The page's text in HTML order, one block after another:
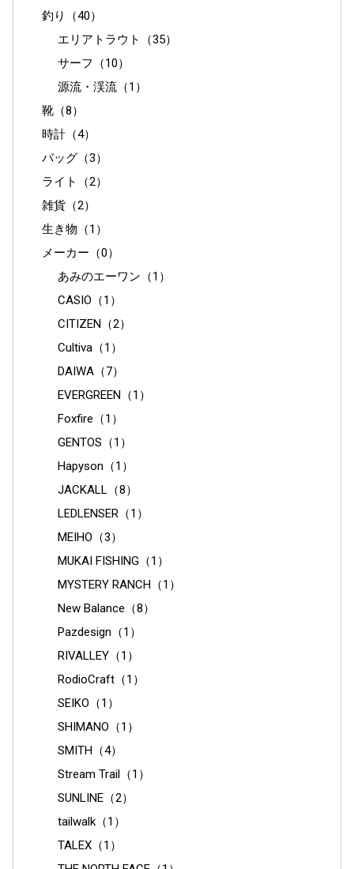
釣り（40）
エリアトラウト（35）
サーフ（10）
源流・渓流（1）
靴（8）
時計（4）
バッグ（3）
ライト（2）
雑貨（2）
生き物（1）
メーカー（0）
あみのエーワン（1）
CASIO（1）
CITIZEN（2）
Cultiva（1）
DAIWA（7）
EVERGREEN（1）
Foxfire（1）
GENTOS（1）
Hapyson（1）
JACKALL（8）
LEDLENSER（1）
MEIHO（3）
MUKAI FISHING（1）
MYSTERY RANCH（1）
New Balance（8）
Pazdesign（1）
RIVALLEY（1）
RodioCraft（1）
SEIKO（1）
SHIMANO（1）
SMITH（4）
Stream Trail（1）
SUNLINE（2）
tailwalk（1）
TALEX（1）